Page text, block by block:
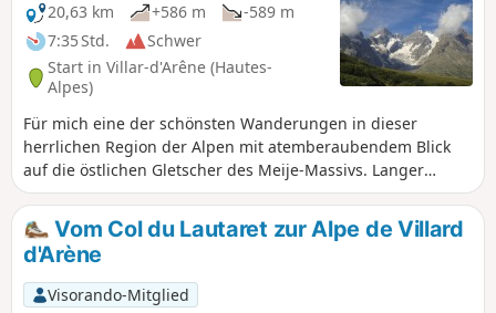
20,63 km
+586 m
-589 m
7:35 Std.
Schwer
Start in Villar-d'Arêne (Hautes-
Alpes)
Für mich eine der schönsten Wanderungen in dieser
herrlichen Region der Alpen mit atemberaubendem Blick
auf die östlichen Gletscher des Meije-Massivs. Langer
Marsch durch die Almweiden, aber mit sehr sanften
Anstiegen. Zu beachten ist jedoch eine Passage, die für
schwindlige Personen schwierig sein kann. Schöne
Alternative zur Wanderung zum Lac d'Arsine, die in
Monêtier-les-Bains beginnt.
Vom Col du Lautaret zur Alpe de Villard
d'Arène
Visorando-Mitglied